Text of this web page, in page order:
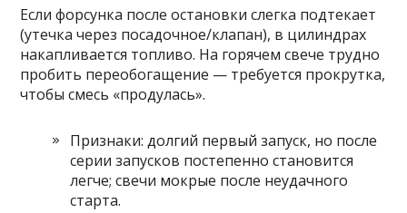
Если форсунка после остановки слегка подтекает
(утечка через посадочное/клапан), в цилиндрах
накапливается топливо. На горячем свече трудно
пробить переобогащение — требуется прокрутка,
чтобы смесь «продулась».
Признаки: долгий первый запуск, но после
серии запусков постепенно становится
легче; свечи мокрые после неудачного
старта.